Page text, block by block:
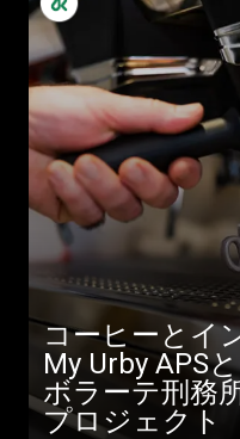
コーヒーとイ
My Urby APS
ボラーテ刑務
プロジェクト